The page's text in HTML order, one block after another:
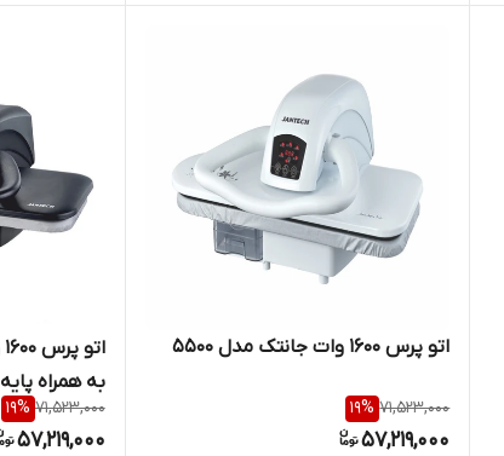
اتو پرس 1600 وات جانتک مدل 5500
71,523,000
19%
57,219,000
به همراه پایه
71,523,000
19%
57,219,000